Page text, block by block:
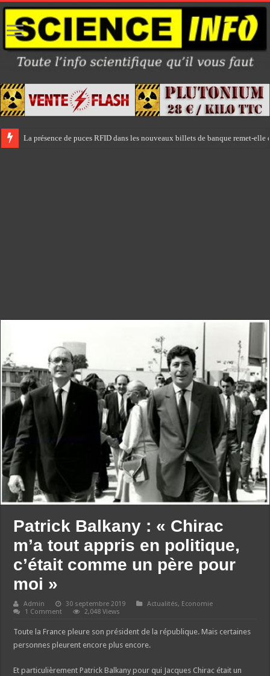
La présence de puces RFID dans les nouveaux billets de banque remet-
Patrick Balkany : « Chirac
m’a tout appris en politique,
c’était comme un père pour
moi »
Admin 30 septembre 2019 Actualités, Economie
1 Comment
2,048 Views
Toute la France pleure son président de la république. Mais certaines
personnes pleurent encore plus encore.
Et particulièrement Patrick Balkany pour qui Jacques Chirac était un